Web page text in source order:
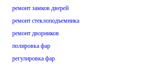
ремонт замков дверей
ремонт стеклоподъемника
ремонт дворников
полировка фар
регулировка фар